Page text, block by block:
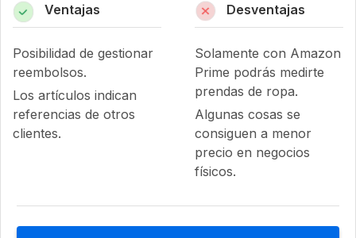
Ventajas
Posibilidad de gestionar
reembolsos.
Los artículos indican
referencias de otros
clientes.
Desventajas
Solamente con Amazon
Prime podrás medirte
prendas de ropa.
Algunas cosas se
consiguen a menor
precio en negocios
físicos.